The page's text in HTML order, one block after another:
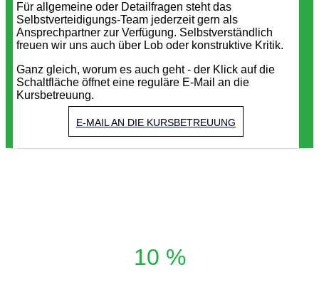
Für allgemeine oder Detailfragen steht das
Selbstverteidigungs-Team jederzeit gern als
Ansprechpartner zur Verfügung. Selbstverständlich
freuen wir uns auch über Lob oder konstruktive Kritik.
Ganz gleich, worum es auch geht - der Klick auf die
Schaltfläche öffnet eine reguläre E-Mail an die
Kursbetreuung.
E-MAIL AN DIE KURSBETREUUNG
10 %